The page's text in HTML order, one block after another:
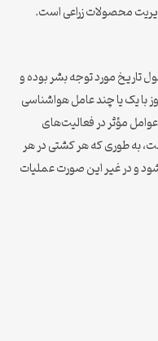
محصولات زراعی است.
تاریخ مورد توجه بشر بوده و
با یک یا چند عامل هواشناسی
عوامل مؤثر در فعالیت‌های
به طوری که هر کشتی در هر
شود و در غیر این صورت عملیات